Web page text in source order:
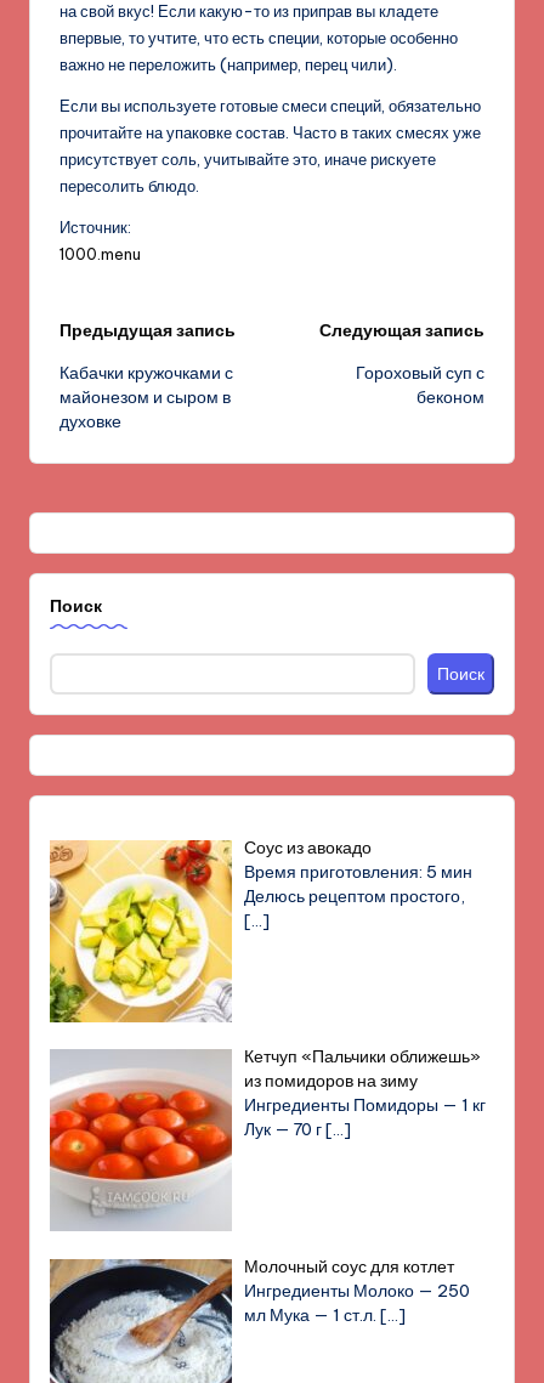
на свой вкус! Если какую-то из приправ вы кладете
впервые, то учтите, что есть специи, которые особенно
важно не переложить (например, перец чили).
Если вы используете готовые смеси специй, обязательно
прочитайте на упаковке состав. Часто в таких смесях уже
присутствует соль, учитывайте это, иначе рискуете
пересолить блюдо.
Источник:
1000.menu
Навигация
записи
Предыдущая запись
Кабачки кружочками с
майонезом и сыром в
духовке
Следующая запись
Гороховый суп с
беконом
Поиск
Поиск
Соус из авокадо
Время приготовления: 5 мин
Делюсь рецептом простого,
[…]
Кетчуп «Пальчики оближешь»
из помидоров на зиму
Ингредиенты Помидоры — 1 кг
Лук — 70 г[…]
Молочный соус для котлет
Ингредиенты Молоко — 250
мл Мука — 1 ст.л.[…]